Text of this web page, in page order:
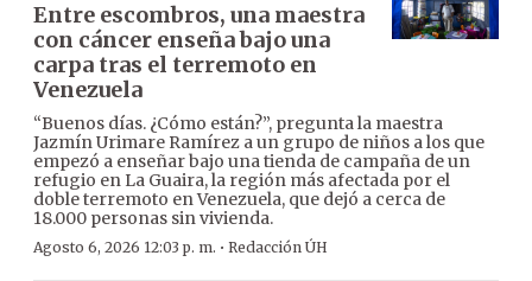
Entre escombros, una maestra
con cáncer enseña bajo una
carpa tras el terremoto en
Venezuela
“Buenos días. ¿Cómo están?”, pregunta la maestra
Jazmín Urimare Ramírez a un grupo de niños a los que
empezó a enseñar bajo una tienda de campaña de un
refugio en La Guaira, la región más afectada por el
doble terremoto en Venezuela, que dejó a cerca de
18.000 personas sin vivienda.
Agosto 6, 2026 12:03 p. m. · Redacción ÚH